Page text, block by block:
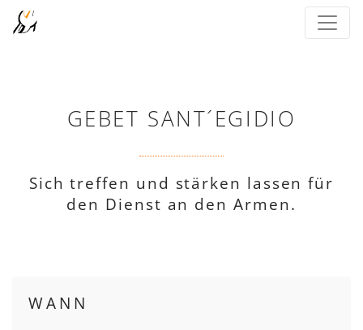
GEBET SANT´EGIDIO
Sich treffen und stärken lassen für
den Dienst an den Armen.
WANN